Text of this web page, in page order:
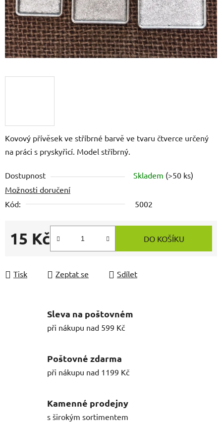
Kovový přívěsek ve stříbrné barvě ve tvaru čtverce určený
na práci s pryskyřicí. Model stříbrný.
Dostupnost Skladem (>50 ks)
Možnosti doručení
Kód:
5002
15 Kč
Měrná cena:
DO KOŠÍKU
Tisk Zeptat se Sdílet
Sleva na poštovném
při nákupu nad 599 Kč
Poštovné zdarma
při nákupu nad 1199 Kč
Kamenné prodejny
s širokým sortimentem